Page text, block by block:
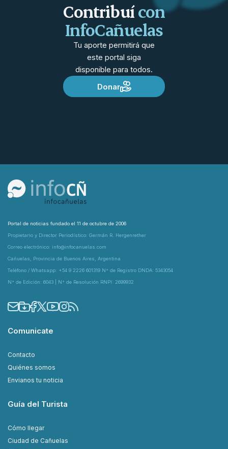
Contribuícon
InfoCañuelas
Tu aporte permitirá que
este portal siga
disponible para todos.
Donar
Portal de noticias fundado el 11 de octubre de 2006
Propietario y Director Periodístico: Germán R. Hergenrether
Correo electrónico: info@infocanuelas.com
Cañuelas, Provincia de Buenos Aires, Argentina
Teléfono / Whatsapp: +54 9 2226 601319 N° de Registro DNDA: 5343054
N° de Edición: 6043 | N° de Resolución RNPI: 2699932
Comunicate
Contacto
Quiénes somos
Envianos tu noticia
Guía del Turista
Cómo llegar
Ciudad de Cañuelas